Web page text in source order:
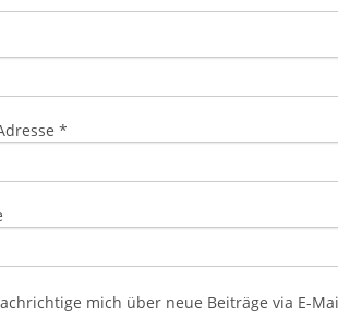
*
mich über neue Beiträge via E-